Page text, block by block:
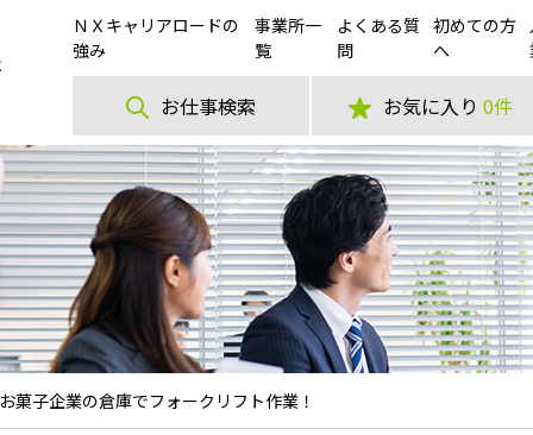
ＮＸキャリアロードの
強み
事業所一
覧
よくある質
問
初めての方
へ
お仕事検索 お気に入り 0件
菓子企業の倉庫でフォークリフト作業！